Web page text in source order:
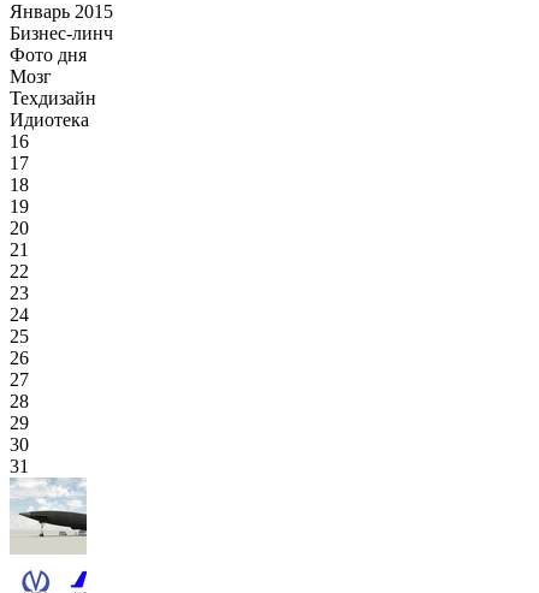
Январь 2015
Бизнес-линч
Фото дня
Мозг
Техдизайн
Идиотека
16
17
18
19
20
21
22
23
24
25
26
27
28
29
30
31